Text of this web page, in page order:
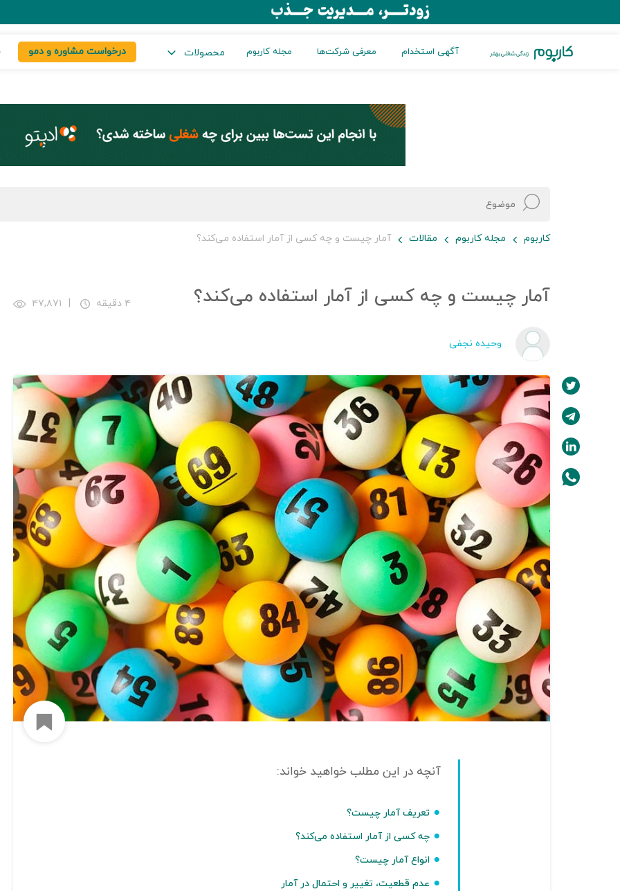
آگهی استخدام معرفی شرکت‌ها مجله کاربوم محصولات درخواست مشاوره و دمو
کاربوم مجله کاربوم مقالات آمار چیست و چه کسی از آمار استفاده می‌کند؟
آمار چیست و چه کسی از آمار استفاده می‌کند؟ ۴ دقیقه | ۴۷,۸۷۱
وحیده نجفی
تعریف آمار چیست؟
چه کسی از آمار استفاده می‌کند؟
انواع آمار چیست؟
عدم قطعیت،‌ تغییر و احتمال در آمار